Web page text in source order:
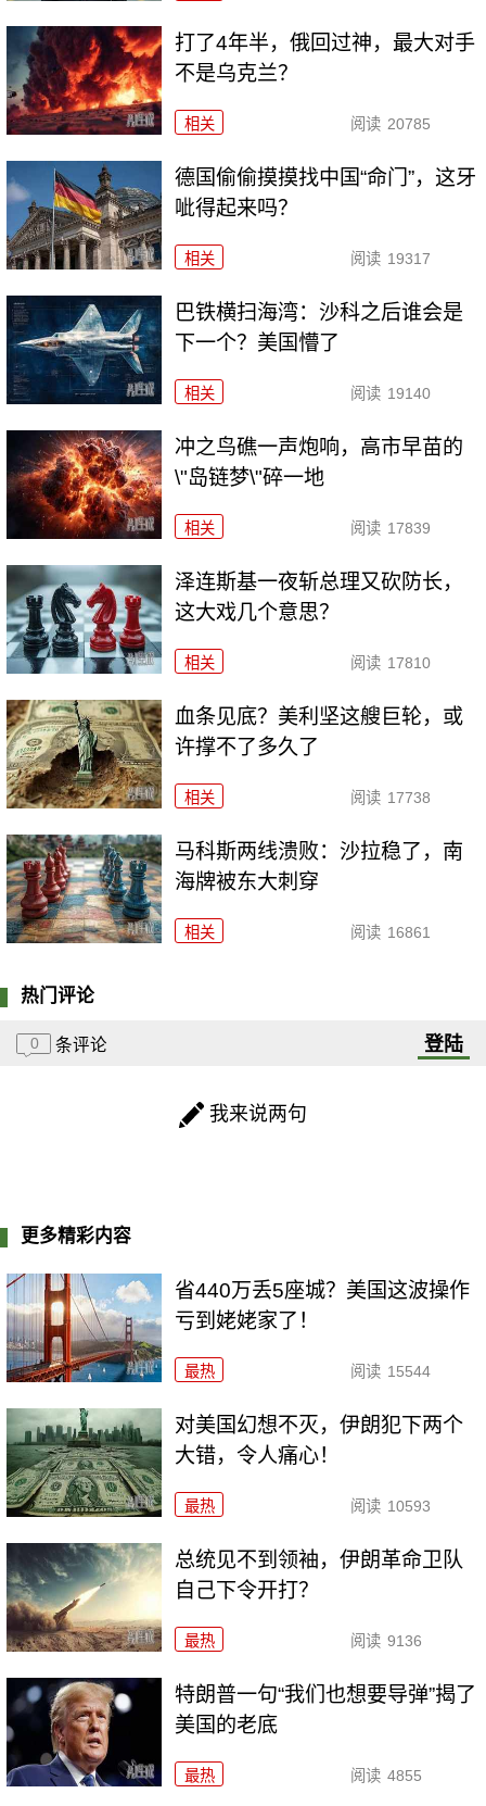
打了4年半，俄回过神，最大对手
不是乌克兰？
相关 阅读 20785
德国偷偷摸摸找中国“命门”，这牙
呲得起来吗？
相关 阅读 19317
巴铁横扫海湾：沙科之后谁会是
下一个？美国懵了
相关 阅读 19140
冲之鸟礁一声炮响，高市早苗的
\"岛链梦\"碎一地
相关 阅读 17839
泽连斯基一夜斩总理又砍防长，
这大戏几个意思？
相关 阅读 17810
血条见底？美利坚这艘巨轮，或
许撑不了多久了
相关 阅读 17738
马科斯两线溃败：沙拉稳了，南
海牌被东大刺穿
相关 阅读 16861
热门评论
0 条评论 登陆
我来说两句
更多精彩内容
省440万丢5座城？美国这波操作
亏到姥姥家了！
最热 阅读 15544
对美国幻想不灭，伊朗犯下两个
大错，令人痛心！
最热 阅读 10593
总统见不到领袖，伊朗革命卫队
自己下令开打？
最热 阅读 9136
特朗普一句“我们也想要导弹”揭了
美国的老底
最热 阅读 4855